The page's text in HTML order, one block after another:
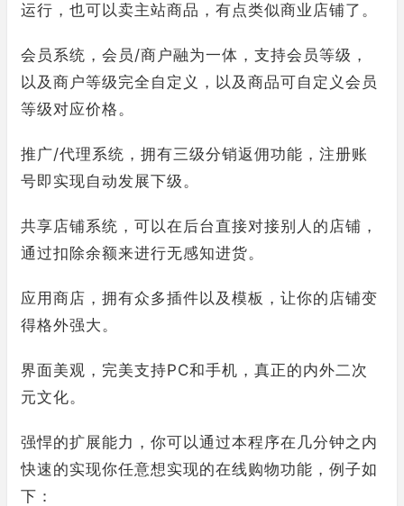
运行，也可以卖主站商品，有点类似商业店铺了。
会员系统，会员/商户融为一体，支持会员等级，
以及商户等级完全自定义，以及商品可自定义会员
等级对应价格。
推广/代理系统，拥有三级分销返佣功能，注册账
号即实现自动发展下级。
共享店铺系统，可以在后台直接对接别人的店铺，
通过扣除余额来进行无感知进货。
应用商店，拥有众多插件以及模板，让你的店铺变
得格外强大。
界面美观，完美支持PC和手机，真正的内外二次
元文化。
强悍的扩展能力，你可以通过本程序在几分钟之内
快速的实现你任意想实现的在线购物功能，例子如
下：